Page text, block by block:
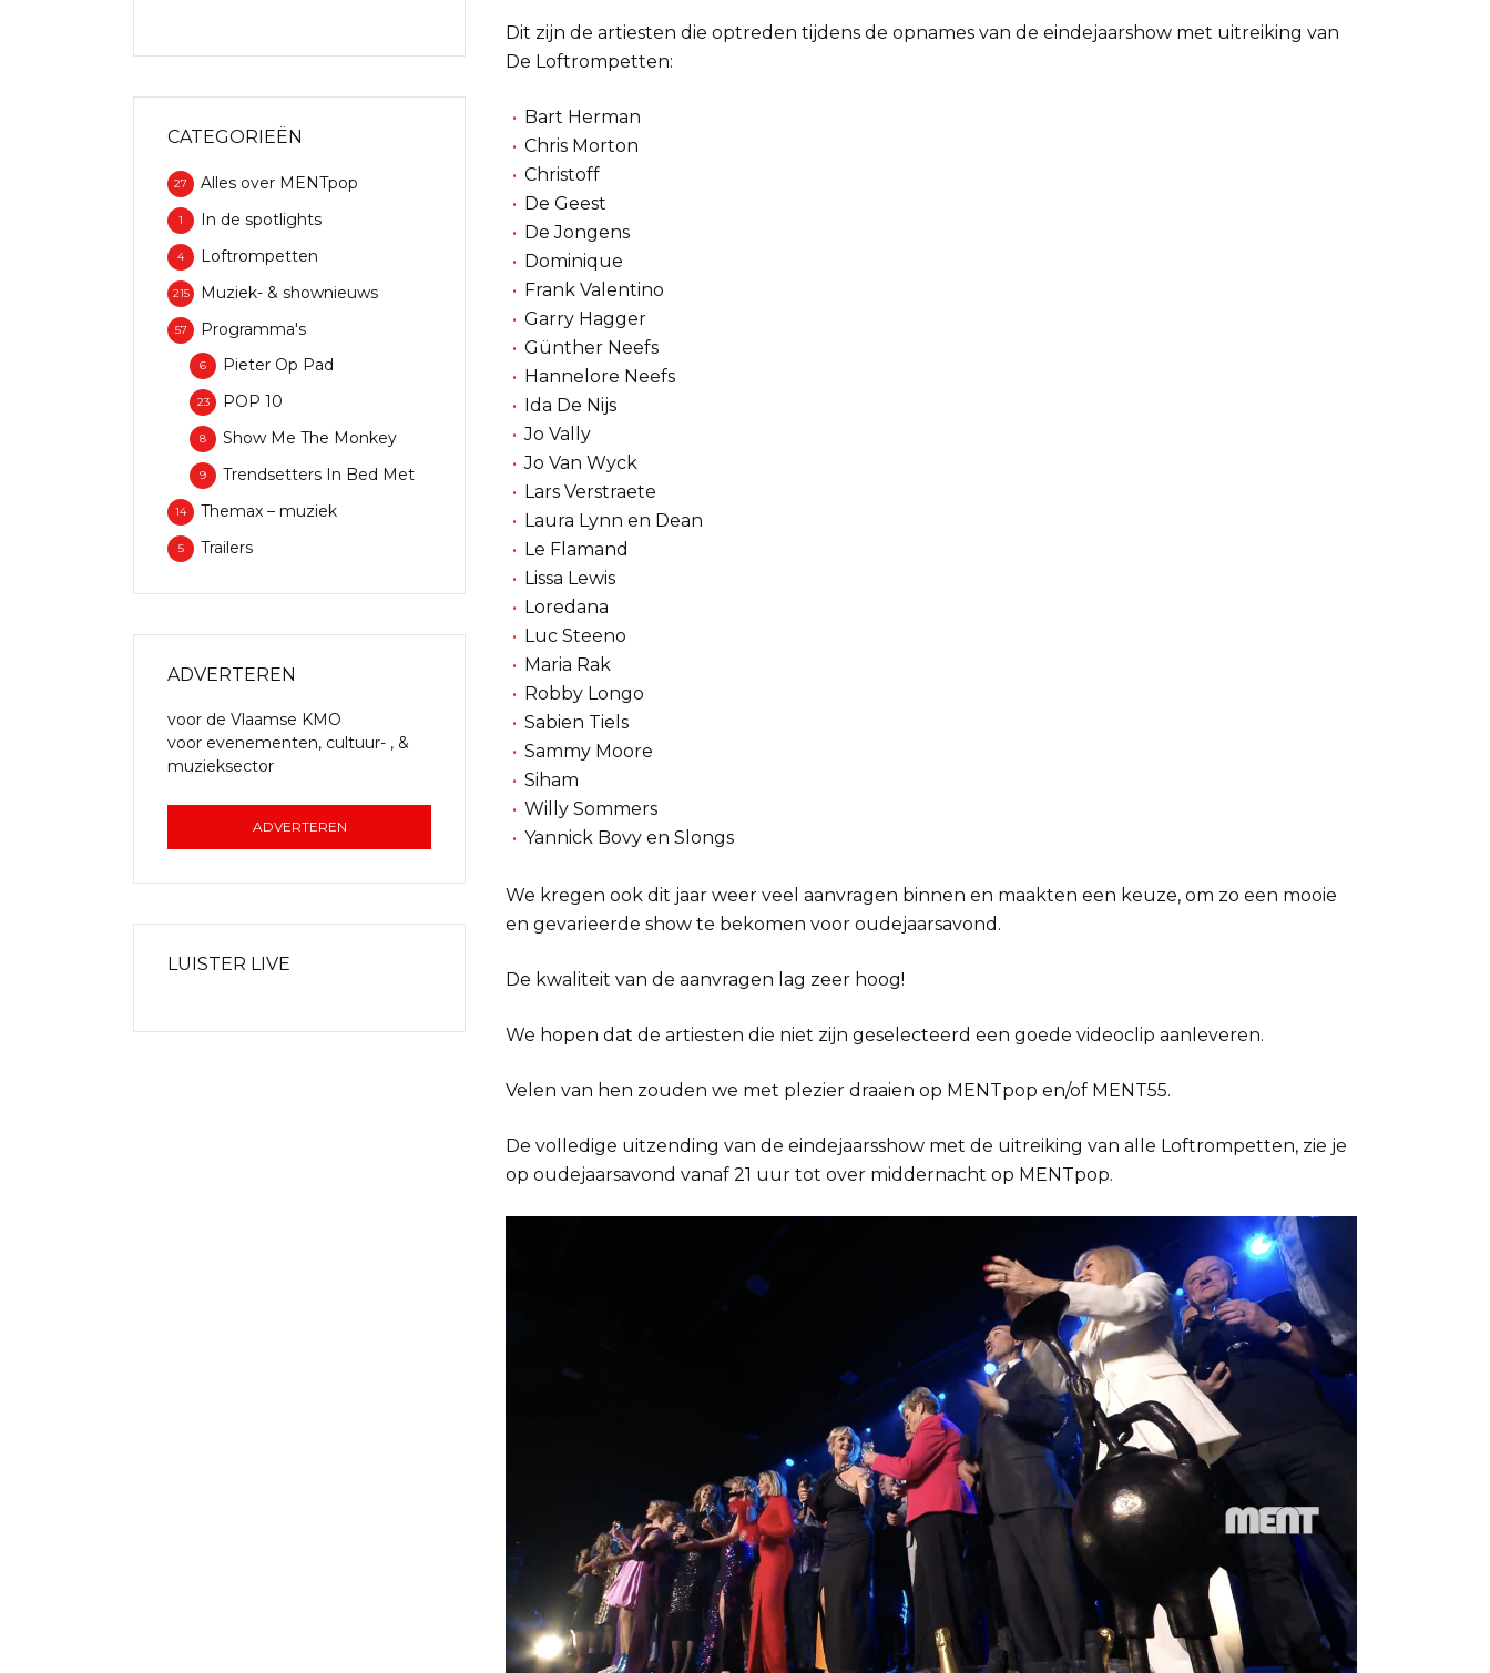
CATEGORIEËN
Alles over MENTpop
27
In de spotlights
1
Loftrompetten
4
Muziek- & shownieuws
215
Programma's
57
Pieter Op Pad
6
POP 10
23
Show Me The Monkey
8
Trendsetters In Bed Met
9
Themax – muziek
14
Trailers
5
ADVERTEREN
voor de Vlaamse KMO
voor evenementen, cultuur- , &
muzieksector
ADVERTEREN
LUISTER LIVE
Dit zijn de artiesten die optreden tijdens de opnames van de eindejaarshow met uitreiking van
De Loftrompetten:
Bart Herman
Chris Morton
Christoff
De Geest
De Jongens
Dominique
Frank Valentino
Garry Hagger
Günther Neefs
Hannelore Neefs
Ida De Nijs
Jo Vally
Jo Van Wyck
Lars Verstraete
Laura Lynn en Dean
Le Flamand
Lissa Lewis
Loredana
Luc Steeno
Maria Rak
Robby Longo
Sabien Tiels
Sammy Moore
Siham
Willy Sommers
Yannick Bovy en Slongs
We kregen ook dit jaar weer veel aanvragen binnen en maakten een keuze, om zo een mooie
en gevarieerde show te bekomen voor oudejaarsavond.
De kwaliteit van de aanvragen lag zeer hoog!
We hopen dat de artiesten die niet zijn geselecteerd een goede videoclip aanleveren.
Velen van hen zouden we met plezier draaien op MENTpop en/of MENT55.
De volledige uitzending van de eindejaarsshow met de uitreiking van alle Loftrompetten, zie je
op oudejaarsavond vanaf 21 uur tot over middernacht op MENTpop.